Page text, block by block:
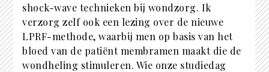
shock-wave technieken bij wondzorg. Ik
verzorg zelf ook een lezing over de nieuwe
LPRF-methode, waarbij men op basis van het
bloed van de patiënt membramen maakt die de
wondheling stimuleren. Wie onze studiedag